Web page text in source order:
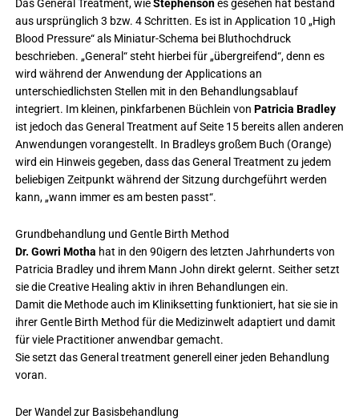
Das General Treatment, wieStephensones gesehen hat bestand
aus ursprünglich 3 bzw. 4 Schritten. Es ist in Application 10 „High
Blood Pressure“ als Miniatur-Schema bei Bluthochdruck
beschrieben. „General“ steht hierbei für „übergreifend“, denn es
wird während der Anwendung der Applications an
unterschiedlichsten Stellen mit in den Behandlungsablauf
integriert. Im kleinen, pinkfarbenen Büchlein von Patricia Bradley
ist jedoch das General Treatment auf Seite 15 bereits allen anderen
Anwendungen vorangestellt. In Bradleys großem Buch (Orange)
wird ein Hinweis gegeben, dass das General Treatment zu jedem
beliebigen Zeitpunkt während der Sitzung durchgeführt werden
kann, „wann immer es am besten passt“.
Grundbehandlung und Gentle Birth Method
Dr. Gowri Motha hat in den 90igern des letzten Jahrhunderts von
Patricia Bradley und ihrem Mann John direkt gelernt. Seither setzt
sie die Creative Healing aktiv in ihren Behandlungen ein.
Damit die Methode auch im Kliniksetting funktioniert, hat sie sie in
ihrer Gentle Birth Method für die Medizinwelt adaptiert und damit
für viele Practitioner anwendbar gemacht.
Sie setzt das General treatment generell einer jeden Behandlung
voran.
Der Wandel zur Basisbehandlung